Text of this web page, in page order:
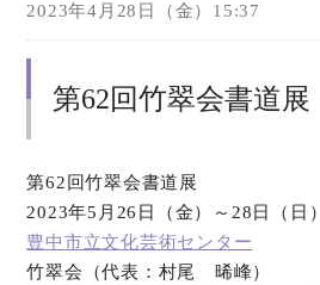
2023年4月28日（金）15:37
第62回竹翠会書道展
第62回竹翠会書道展
2023年5月26日（金）～28日（日）
豊中市立文化芸術センター
竹翠会（代表：村尾 晞峰）